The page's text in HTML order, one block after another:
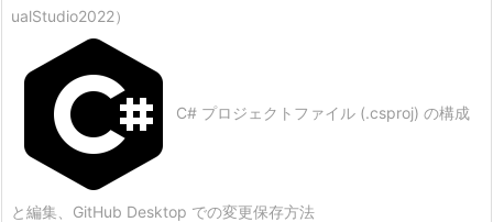
ualStudio2022）
C# プロジェクトファイル (.csproj) の構成
と編集、GitHub Desktop での変更保存方法